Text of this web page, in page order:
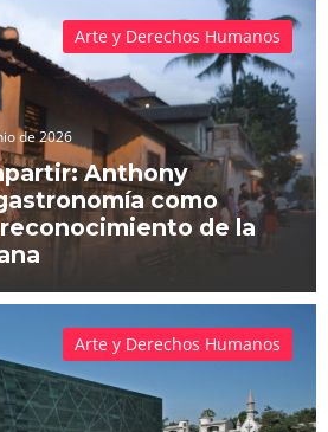
de 2026
Anthony
como
de la
Arte y Derechos Humanos
Arte y Derechos Humanos